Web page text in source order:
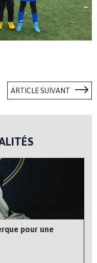
ARTICLE SUIVANT
pour une